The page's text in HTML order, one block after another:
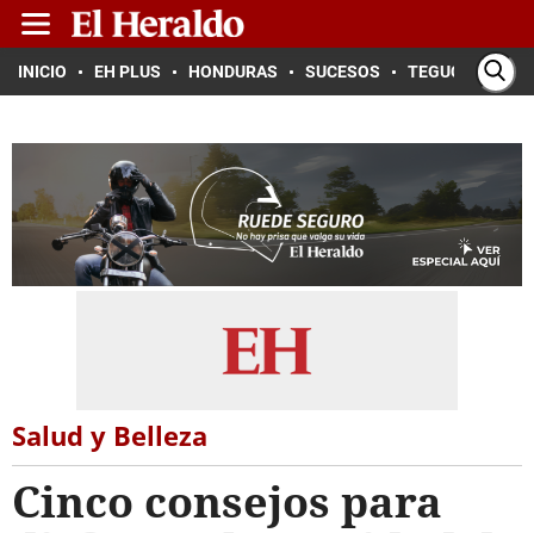
INICIO EH PLUS HONDURAS SUCESOS TEGUCIGALPA
Salud y Belleza
Cinco consejos para